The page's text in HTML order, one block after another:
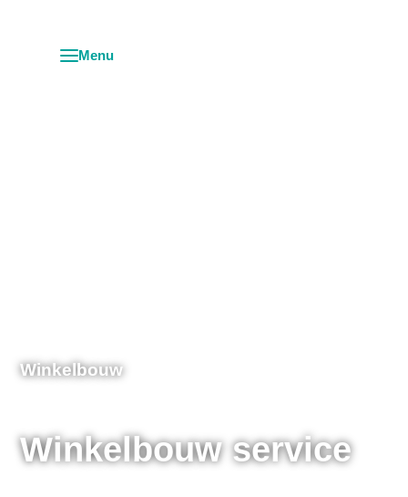
Winkelbouw
Winkelbouw service